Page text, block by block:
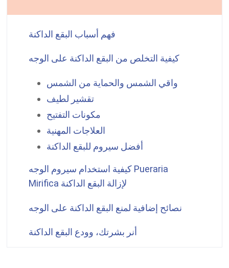
فهم أسباب البقع الداكنة
كيفية التخلص من البقع الداكنة على الوجه
واقي الشمس والحماية من الشمس
تقشير لطيف
مكونات التفتيح
العلاجات المهنية
أفضل سيروم للبقع الداكنة
Pueraria
Mirifica لإزالة البقع الداكنة
نصائح إضافية لمنع البقع الداكنة على الوجه
أنر بشرتك، وودع البقع الداكنة